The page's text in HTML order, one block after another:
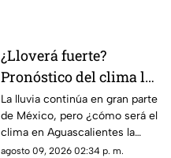
¿Lloverá fuerte?
Pronóstico del clima la
semana del 10 al 15 de
agosto en
Aguascalientes
La lluvia continúa en gran parte
de México, pero ¿cómo será el
clima en Aguascalientes la
semana del 10 al 15 de agosto?
agosto 09, 2026 02:34 p. m.